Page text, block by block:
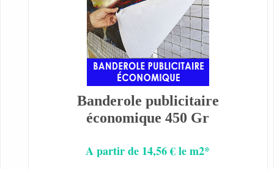
Banderole publicitaire
économique 450 Gr
A partir de 14,56 € le m2*